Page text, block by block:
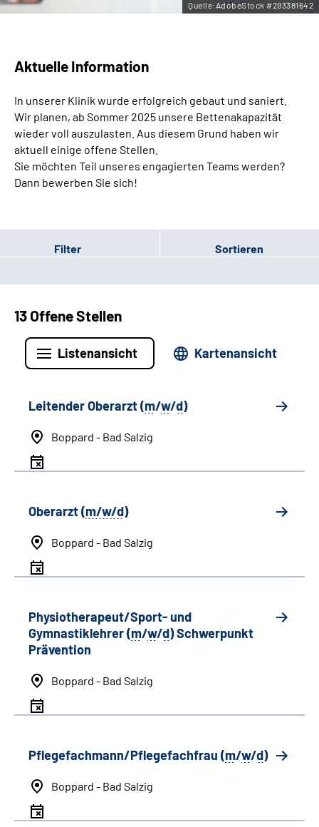
Quelle:AdobeStock #293381642
Aktuelle Information
In unserer Klinik wurde erfolgreich gebaut und saniert.
Wir planen, ab Sommer 2025 unsere Bettenakapazität
wieder voll auszulasten. Aus diesem Grund haben wir
aktuell einige offene Stellen.
Sie möchten Teil unseres engagierten Teams werden?
Dann bewerben Sie sich!
Filter Sortieren
13 Offene Stellen
Listenansicht Kartenansicht
Leitender Oberarzt (m/w/d)
Boppard - Bad Salzig
Oberarzt (m/w/d)
Boppard - Bad Salzig
Physiotherapeut/Sport- und
Gymnastiklehrer (m/w/d) Schwerpunkt
Prävention
Boppard - Bad Salzig
Pflegefachmann/Pflegefachfrau (m/w/d)
Boppard - Bad Salzig